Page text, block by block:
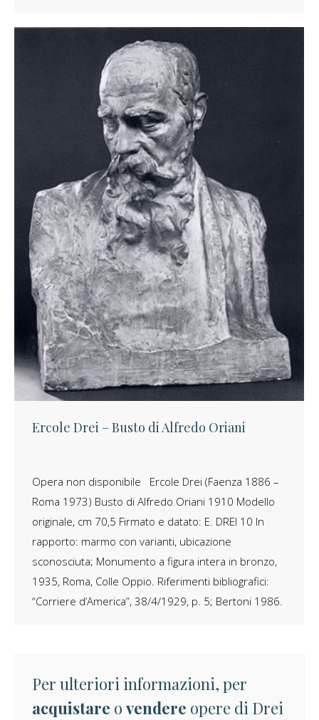
Ercole Drei – Busto di Alfredo Oriani
Opera non disponibile Ercole Drei (Faenza 1886 –
Roma 1973) Busto di Alfredo Oriani 1910 Modello
originale, cm 70,5 Firmato e datato: E. DREI 10 In
rapporto: marmo con varianti, ubicazione
sconosciuta; Monumento a figura intera in bronzo,
1935, Roma, Colle Oppio. Riferimenti bibliografici:
“Corriere d’America”, 38/4/1929, p. 5; Bertoni 1986.
Per ulteriori informazioni, per
acquistare o vendere opere di Drei